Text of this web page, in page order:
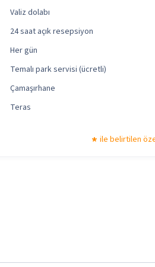
Valiz dolabı
24 saat açık resepsiyon
Her gün
Temalı park servisi (ücretli)
Çamaşırhane
Teras
ile belirtilen